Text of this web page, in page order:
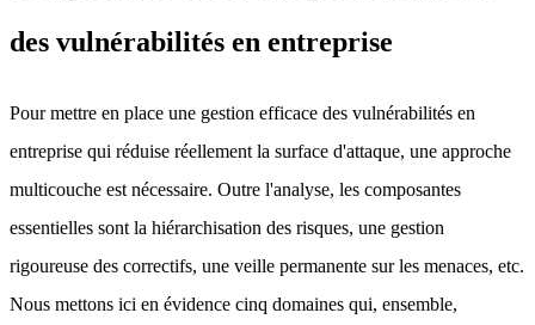
des vulnérabilités en entreprise
Pour mettre en place une gestion efficace des vulnérabilités en
entreprise qui réduise réellement la surface d'attaque, une approche
multicouche est nécessaire. Outre l'analyse, les composantes
essentielles sont la hiérarchisation des risques, une gestion
rigoureuse des correctifs, une veille permanente sur les menaces, etc.
Nous mettons ici en évidence cinq domaines qui, ensemble,